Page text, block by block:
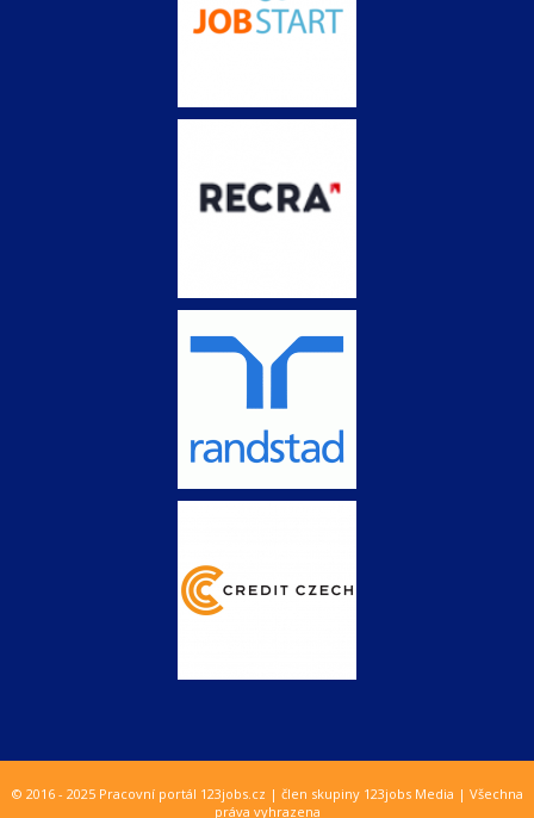
© 2016 - 2025 Pracovní portál 123jobs.cz | člen skupiny 123jobs Media | Všechna
práva vyhrazena